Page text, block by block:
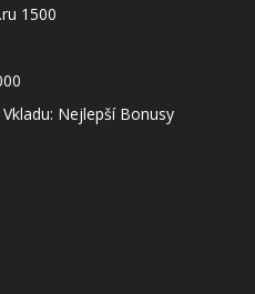
1500
Nejlepší Bonusy